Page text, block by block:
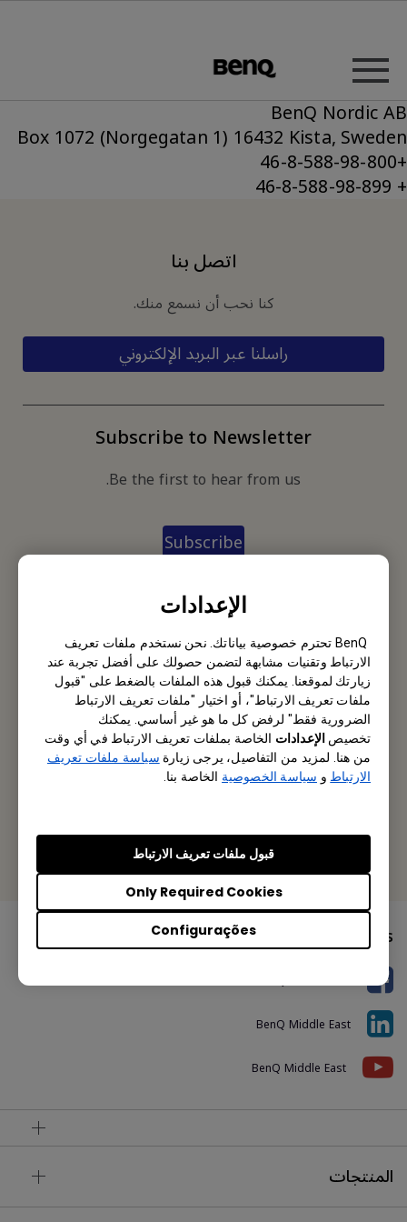
الإعدادات
BenQ تحترم خصوصية بياناتك. نحن نستخدم ملفات تعريف
الارتباط وتقنيات مشابهة لتضمن حصولك على أفضل تجربة عند
زيارتك لموقعنا. يمكنك قبول هذه الملفات بالضغط على "قبول
ملفات تعريف الارتباط"، أو اختيار "ملفات تعريف الارتباط
الضرورية فقط" لرفض كل ما هو غير أساسي. يمكنك
تخصيص الإعدادات الخاصة بملفات تعريف الارتباط في أي وقت
من هنا. لمزيد من التفاصيل، يرجى زيارة سياسة ملفات تعريف
الارتباط و سياسة الخصوصية الخاصة بنا.
Configurações
Only Required Cookies
قبول ملفات تعريف الارتباط
BenQ Nordic AB
Box 1072 (Norgegatan 1) 16432 Kista, Sweden
+46-8-588-98-800
+ 46-8-588-98-899
اتصل بنا
كنا نحب أن نسمع منك.
راسلنا عبر البريد الإلكتروني
Subscribe to Newsletter
Be the first to hear from us.
Subscribe
BenQ M.E. FZE
BenQ M.E. FZE,
Office 502, Business Cluster Building 2, Dubai CommerCity,
UAE
Tel: +971-4-299-1000
Or find your local office
Follow Us
BenQ Middle East
BenQ Middle East
BenQ Middle East
المنتجات